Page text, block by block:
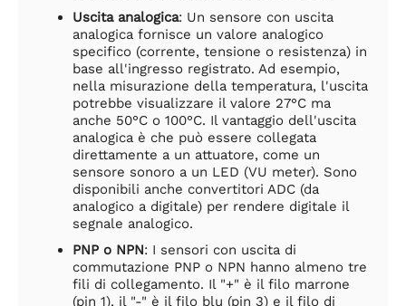
Uscita analogica: Un sensore con uscita
analogica fornisce un valore analogico
specifico (corrente, tensione o resistenza) in
base all'ingresso registrato. Ad esempio,
nella misurazione della temperatura, l'uscita
potrebbe visualizzare il valore 27°C ma
anche 50°C o 100°C. Il vantaggio dell'uscita
analogica è che può essere collegata
direttamente a un attuatore, come un
sensore sonoro a un LED (VU meter). Sono
disponibili anche convertitori ADC (da
analogico a digitale) per rendere digitale il
segnale analogico.
PNP o NPN: I sensori con uscita di
commutazione PNP o NPN hanno almeno tre
fili di collegamento. Il "+" è il filo marrone
(pin 1), il "-" è il filo blu (pin 3) e il filo di